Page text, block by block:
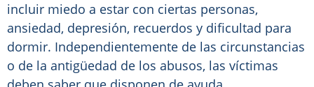
incluir miedo a estar con ciertas personas,
ansiedad, depresión, recuerdos y dificultad para
dormir. Independientemente de las circunstancias
o de la antigüedad de los abusos, las víctimas